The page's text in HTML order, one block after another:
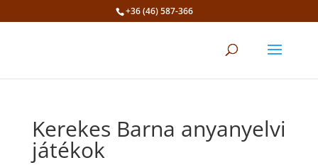
+36 (46) 587-366
Kerekes Barna anyanyelvi
játékok